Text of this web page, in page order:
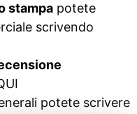
stampa potete
scrivendo
potete scrivere